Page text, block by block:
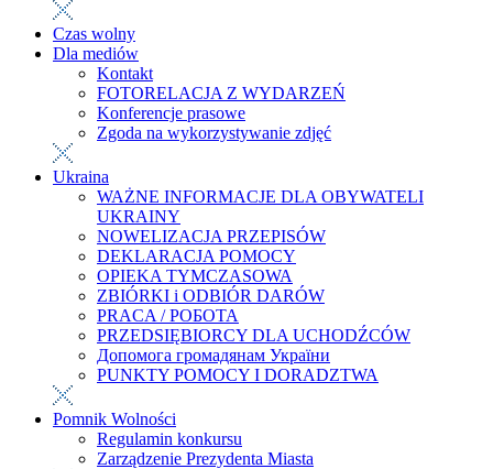
Czas wolny
Dla mediów
Kontakt
FOTORELACJA Z WYDARZEŃ
Konferencje prasowe
Zgoda na wykorzystywanie zdjęć
Ukraina
WAŻNE INFORMACJE DLA OBYWATELI
UKRAINY
NOWELIZACJA PRZEPISÓW
DEKLARACJA POMOCY
OPIEKA TYMCZASOWA
ZBIÓRKI i ODBIÓR DARÓW
PRACA / РОБОТА
PRZEDSIĘBIORCY DLA UCHODŹCÓW
Допомога громадянам України
PUNKTY POMOCY I DORADZTWA
Pomnik Wolności
Regulamin konkursu
Zarządzenie Prezydenta Miasta